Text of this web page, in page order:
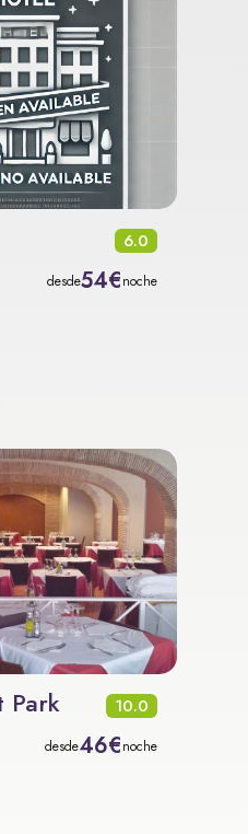
6.0
desde54€noche
Park 10.0
desde46€noche